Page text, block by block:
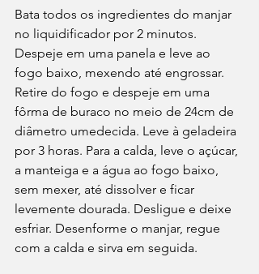
Bata todos os ingredientes do manjar
no liquidificador por 2 minutos.
Despeje em uma panela e leve ao
fogo baixo, mexendo até engrossar.
Retire do fogo e despeje em uma
fôrma de buraco no meio de 24cm de
diâmetro umedecida. Leve à geladeira
por 3 horas. Para a calda, leve o açúcar,
a manteiga e a água ao fogo baixo,
sem mexer, até dissolver e ficar
levemente dourada. Desligue e deixe
esfriar. Desenforme o manjar, regue
com a calda e sirva em seguida.